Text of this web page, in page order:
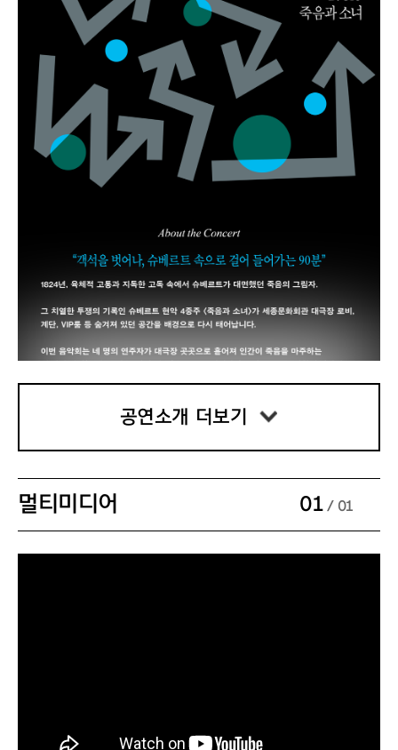
3. 티켓 수령 안내
- 공연 시작 1시간 전부터 운영됩니다.
- 대극장 1층 로비 내 마련된 임시 안내소
* 대극장 메인 출입문이 아닌, 연결된 '세종라운지'
출입문을 통해 입장하실 수 있습니다.
- 현장 수령만 가능하며, 티켓 분실 시 재발권 및 입
장이 불가하오니 보관에 각별히 유의해 주시기 바
랍니다. 취소 마감 시간 이후에는 예매 티켓의 취
소·환불·변경이 불가하므로 사전에 규정을 확인해
주십시오.
4. 좌석 및 입장 안내
- 본 공연은 대극장 계단, 로비 등에 이뤄지는 비지
교통 이용과 여유 있는 방문을 권장합니다.
공연소개 더보기
멀티미디어 01/ 01